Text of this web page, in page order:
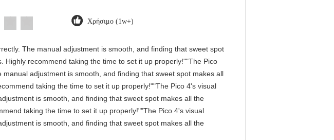
Χρήσιμο (1w+)
The manual adjustment is smooth, and finding that sweet spot
recommend taking the time to set it up properly!""The Pico
adjustment is smooth, and finding that sweet spot makes all
taking the time to set it up properly!""The Pico 4's visual
is smooth, and finding that sweet spot makes all the
taking the time to set it up properly!""The Pico 4's visual
is smooth, and finding that sweet spot makes all the